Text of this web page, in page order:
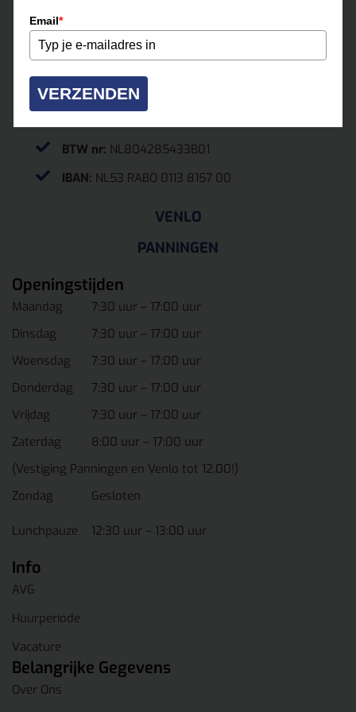
VENLO
PANNINGEN
0475-331500
roermond@multihuur.nl
Jules Breukersstraat 15-17
6041 BP Roermond
BTW nr: NL804285433B01
IBAN: NL53 RABO 0113 8157 00
Openingstijden
Maandag
7:30 uur – 17:00 uur
Dinsdag
7:30 uur – 17:00 uur
Woensdag
7:30 uur – 17:00 uur
Donderdag
7:30 uur – 17:00 uur
Vrijdag
7:30 uur – 17:00 uur
Zaterdag
8:00 uur – 17:00 uur
(Vestiging Panningen en Venlo tot 12.00!)
Zondag
Gesloten
Lunchpauze 12:30 uur – 13:00 uur
Info
AVG
Huurperiode
Vacature
Belangrijke Gegevens
Over Ons
Email*
VERZENDEN